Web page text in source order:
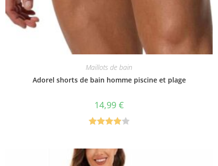
Maillots de bain
Adorel shorts de bain homme piscine et plage
14,99 €